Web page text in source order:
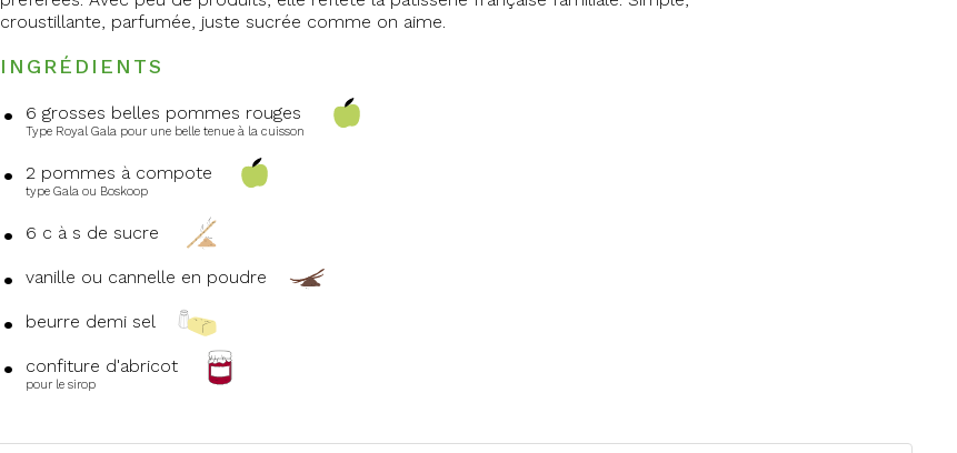
croustillante, parfumée, juste sucrée comme on aime.
INGRÉDIENTS
6 grosses belles pommes rouges
Type Royal Gala pour une belle tenue à la cuisson
2 pommes à compote
type Gala ou Boskoop
6 c à s de sucre
vanille ou cannelle en poudre
beurre demi sel
confiture d'abricot
pour le sirop